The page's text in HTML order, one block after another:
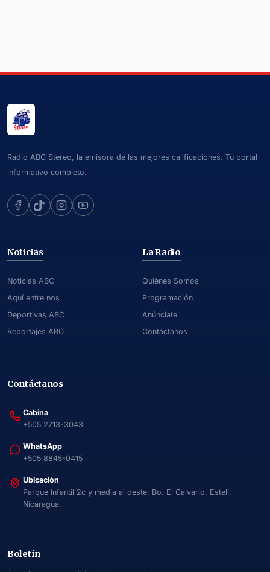
Radio ABC Stereo, la emisora de las mejores calificaciones. Tu portal
informativo completo.
Noticias
Noticias ABC
Aquí entre nos
Deportivas ABC
Reportajes ABC
La Radio
Quiénes Somos
Programación
Anúnciate
Contáctanos
Contáctanos
Cabina
+505 2713-3043
WhatsApp
+505 8845-0415
Ubicación
Parque Infantil 2c y media al oeste. Bo. El Calvario, Estelí,
Nicaragua.
Boletín